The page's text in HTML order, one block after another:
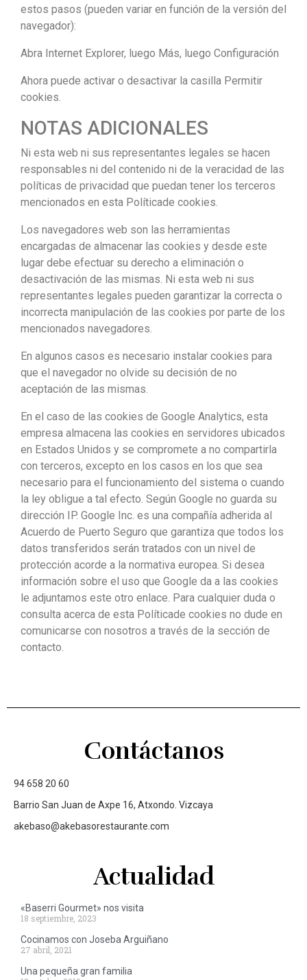
estos pasos (pueden variar en función de la versión del
navegador):
Abra Internet Explorer, luego Más, luego Configuración
Ahora puede activar o desactivar la casilla Permitir
cookies.
NOTAS ADICIONALES
Ni esta web ni sus representantes legales se hacen
responsables ni del contenido ni de la veracidad de las
políticas de privacidad que puedan tener los terceros
mencionados en esta Políticade cookies.
Los navegadores web son las herramientas
encargadas de almacenar las cookies y desde este
lugar debe efectuar su derecho a eliminación o
desactivación de las mismas. Ni esta web ni sus
representantes legales pueden garantizar la correcta o
incorrecta manipulación de las cookies por parte de los
mencionados navegadores.
En algunos casos es necesario instalar cookies para
que el navegador no olvide su decisión de no
aceptación de las mismas.
En el caso de las cookies de Google Analytics, esta
empresa almacena las cookies en servidores ubicados
en Estados Unidos y se compromete a no compartirla
con terceros, excepto en los casos en los que sea
necesario para el funcionamiento del sistema o cuando
la ley obligue a tal efecto. Según Google no guarda su
dirección IP. Google Inc. es una compañía adherida al
Acuerdo de Puerto Seguro que garantiza que todos los
datos transferidos serán tratados con un nivel de
protección acorde a la normativa europea. Si desea
información sobre el uso que Google da a las cookies
le adjuntamos este otro enlace. Para cualquier duda o
consulta acerca de esta Políticade cookies no dude en
comunicarse con nosotros a través de la sección de
contacto.
Contáctanos
94 658 20 60
Barrio San Juan de Axpe 16, Atxondo. Vizcaya
akebaso@akebasorestaurante.com
Actualidad
«Baserri Gourmet» nos visita
18 septiembre, 2023
Cocinamos con Joseba Arguiñano
27 abril, 2021
Una pequeña gran familia